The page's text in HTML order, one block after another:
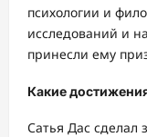
психологии и
исследований и
принесли ему
Какие
Сатья Дас сделал